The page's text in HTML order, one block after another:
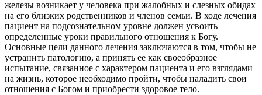
железы возникает у человека при жалобных и слезных обидах
на его близких родственников и членов семьи. В ходе лечения
пациент на подсознательном уровне должен усвоить
определенные уроки правильного отношения к Богу.
Основные цели данного лечения заключаются в том, чтобы не
устранить патологию, а принять ее как своеобразное
испытание, связанное с характером пациента и его взглядами
на жизнь, которое необходимо пройти, чтобы наладить свои
отношения с Богом и приобрести здоровое тело.